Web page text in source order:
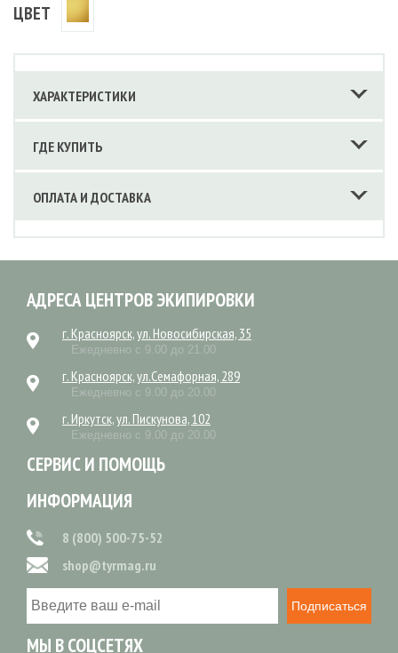
ЦВЕТ
ХАРАКТЕРИСТИКИ
ГДЕ КУПИТЬ
ОПЛАТА И ДОСТАВКА
АДРЕСА ЦЕНТРОВ ЭКИПИРОВКИ
г. Красноярск, ул. Новосибирская, 35
Ежедневно с 9.00 до 21.00
г. Красноярск, ул.Семафорная, 289
Ежедневно с 9.00 до 20.00
г. Иркутск, ул. Пискунова, 102
Ежедневно с 9.00 до 20.00
СЕРВИС И ПОМОЩЬ
ИНФОРМАЦИЯ
8 (800) 500-75-52
shop@tyrmag.ru
Подписаться
МЫ В СОЦСЕТЯХ